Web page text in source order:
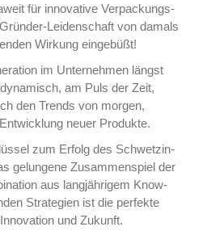
für innovative Ver­pa­ckungs­
Lei­den­schaft von damals
Wirkung eingebüßt!
im Unternehmen längst
am Puls der Zeit,
den Trends von morgen,
neuer Produkte.
zum Erfolg des Schwet­zin­
gelungene Zu­sam­men­spiel der
aus lang­jäh­ri­gem Know-
Strategien ist die perfekte
und Zukunft.